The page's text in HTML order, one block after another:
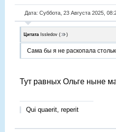
Дата: Суббота, 23 Августа 2025,
Цитата Issledov ( )
Сама бы я не раскопала
Тут равных Ольге ныне
Qui quaerit, reperit